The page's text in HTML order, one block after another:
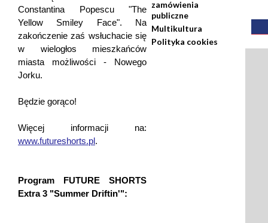
Constantina Popescu "The
Yellow Smiley Face". Na
zakończenie zaś wsłuchacie się
w wielogłos mieszkańców
miasta możliwości - Nowego
Jorku.
Będzie gorąco!
Więcej informacji na:
www.futureshorts.pl.
Program FUTURE SHORTS
Extra 3 "Summer Driftin'":
zamówienia
publiczne
Multikultura
Polityka cookies